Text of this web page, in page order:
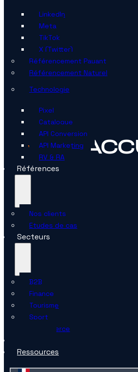
Linkedln
Meta
TikTok
X (Twitter)
Référencement Payant
Référencement Naturel
Technologie
Pixel
Catalogue
API Conversion
API Marketing
RV & RA
Références
Nos clients
Etudes de cas
Secteurs
B2B
Finance
Tourisme
Sport
E-commerce
Ressources